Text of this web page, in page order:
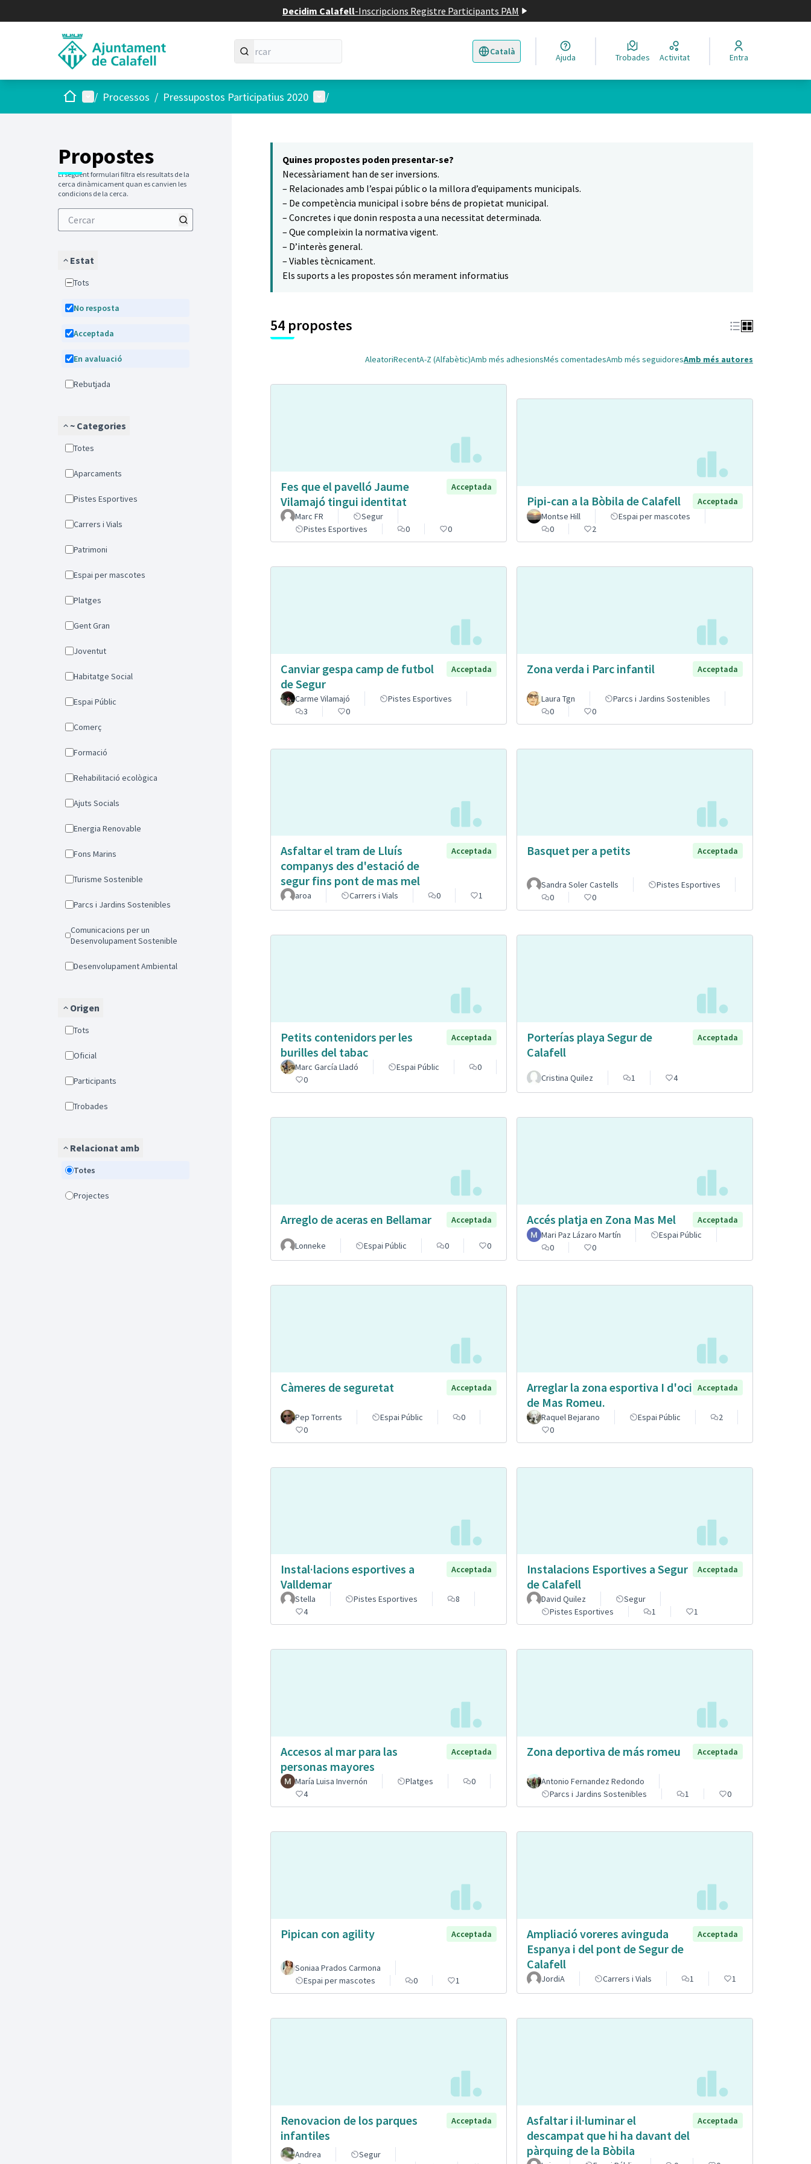
Decidim Calafell-Inscripcions Registre Participants PAM
Català
Triar la llengua Elegir el idioma
Ajuda Trobades Activitat Entra
Inici Menú principal
/ Processos / Pressupostos Participatius 2020 Menú d'usuari
/
Propostes
El següent formulari filtra els resultats de la
cerca dinàmicament quan es canvien les
condicions de la cerca.
Estat
Tots
No resposta
Acceptada
En avaluació
Rebutjada
~ Categories
Totes
Aparcaments
Pistes Esportives
Carrers i Vials
Patrimoni
Espai per mascotes
Platges
Gent Gran
Joventut
Habitatge Social
Espai Públic
Comerç
Formació
Rehabilitació ecològica
Ajuts Socials
Energia Renovable
Fons Marins
Turisme Sostenible
Parcs i Jardins Sostenibles
Comunicacions per un
Desenvolupament Sostenible
Desenvolupament Ambiental
Origen
Tots
Oficial
Participants
Trobades
Relacionat amb
Totes
Projectes
5
Quines propostes poden presentar-se?
Necessàriament han de ser inversions.
– Relacionades amb l’espai públic o la millora d’equipaments municipals.
– De competència municipal i sobre béns de propietat municipal.
– Concretes i que donin resposta a una necessitat determinada.
– Que compleixin la normativa vigent.
– D’interès general.
– Viables tècnicament.
Els suports a les propostes són merament informatius
54 propostes
AleatoriRecentA-Z (Alfabètic)Amb més adhesionsMés comentadesAmb més seguidoresAmb més autores
Fes que el pavelló Jaume
Vilamajó tingui identitat
Acceptada
Marc FR
Segur
Pistes Esportives
0 0
Pipi-can a la Bòbila de Calafell
Acceptada
Montse Hill
Espai per mascotes
0
2
Canviar gespa camp de futbol
de Segur
Acceptada
Carme Vilamajó
Pistes Esportives
3
0
Zona verda i Parc infantil Acceptada
Laura Tgn
Parcs i Jardins Sostenibles
0
0
Asfaltar el tram de Lluís
companys des d'estació de
segur fins pont de mas mel
Acceptada
aroa Carrers i Vials 0 1
Basquet per a petits Acceptada
Sandra Soler Castells
Pistes Esportives
0
0
Petits contenidors per les
burilles del tabac
Acceptada
Marc García Lladó Espai Públic
0
0
Porterías playa Segur de
Calafell
Acceptada
Cristina Quilez 1 4
Arreglo de aceras en Bellamar Acceptada
Lonneke Espai Públic 0 0
Accés platja en Zona Mas Mel
Acceptada
Mari Paz Lázaro Martín
Espai Públic
0
0
Càmeres de seguretat Acceptada
Pep Torrents Espai Públic
0
0
Arreglar la zona esportiva I d'oci
de Mas Romeu.
Acceptada
Raquel Bejarano Espai Públic
2
0
Instal·lacions esportives a
Valldemar
Acceptada
Stella Pistes Esportives
8
4
Instalacions Esportives a Segur
de Calafell
Acceptada
David Quilez
Segur
Pistes Esportives
1 1
Accesos al mar para las
personas mayores
Acceptada
María Luisa Invernón Platges
0
4
Zona deportiva de más romeu Acceptada
Antonio Fernandez Redondo
Parcs i Jardins Sostenibles
1 0
Pipican con agility Acceptada
Soniaa Prados Carmona
Espai per mascotes
0 1
Ampliació voreres avinguda
Espanya i del pont de Segur de
Calafell
Acceptada
JordiA Carrers i Vials 1 1
Renovacion de los parques
infantiles
Acceptada
Andrea
Segur
Asfaltar i il·luminar el
descampat que hi ha davant del
pàrquing de la Bòbila
Acceptada